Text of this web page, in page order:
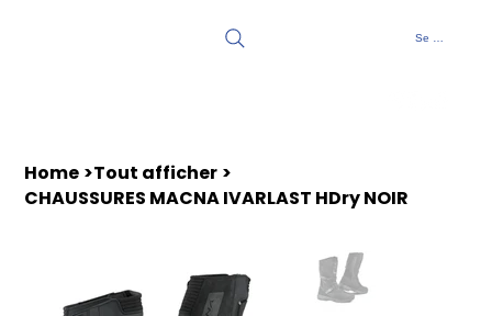
Se connecter
Home >Tout afficher >
CHAUSSURES MACNA IVARLAST HDry NOIR